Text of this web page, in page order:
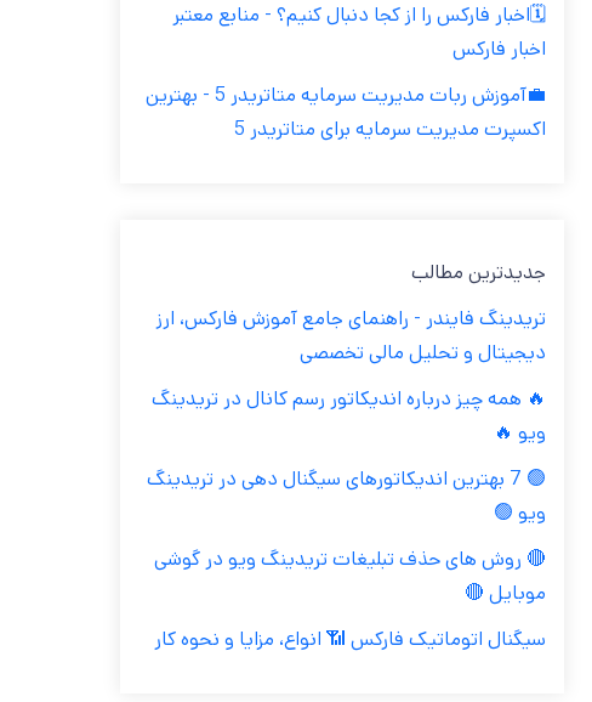
🗓️اخبار فارکس را از کجا دنبال کنیم؟ - منابع معتبر
اخبار فارکس
💼آموزش ربات مدیریت سرمایه متاتریدر 5 - بهترین
اکسپرت مدیریت سرمایه برای متاتریدر 5
جدیدترین مطالب
تریدینگ فایندر - راهنمای جامع آموزش فارکس، ارز
دیجیتال و تحلیل مالی تخصصی
🔥 همه چیز درباره اندیکاتور رسم کانال در تریدینگ
ویو 🔥
🟢 7 بهترین اندیکاتورهای سیگنال دهی در تریدینگ
ویو 🟢
🔴 روش های حذف تبلیغات تریدینگ ویو در گوشی
موبایل 🔴
سیگنال اتوماتیک فارکس 📶 انواع، مزایا و نحوه کار